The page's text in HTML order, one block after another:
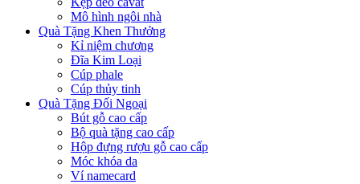
Mô hình ngôi nhà
Quà Tặng Khen Thưởng
Kỉ niệm chương
Đĩa Kim Loại
Cúp phale
Cúp thủy tinh
Quà Tặng Đối Ngoại
Bút gỗ cao cấp
Bộ quà tặng cao cấp
Hộp đựng rượu gỗ cao cấp
Móc khóa da
Ví namecard